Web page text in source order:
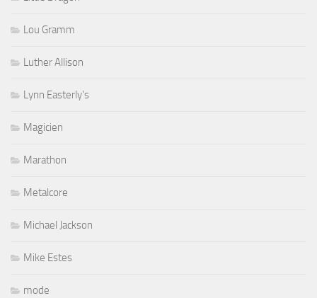
Lou Gramm
Luther Allison
Lynn Easterly's
Magicien
Marathon
Metalcore
Michael Jackson
Mike Estes
mode